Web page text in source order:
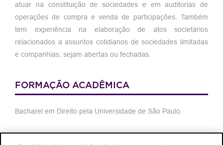
atuar na constituição de sociedades e em auditorias de
operações de compra e venda de participações. Também
tem experiência na elaboração de atos societários
relacionados a assuntos cotidianos de sociedades limitadas
e companhias, sejam abertas ou fechadas.
FORMAÇÃO ACADÊMICA
Bacharel em Direito pela Universidade de São Paulo.
IDIOMAS